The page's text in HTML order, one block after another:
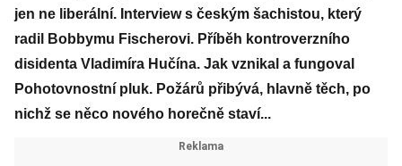
jen ne liberální. Interview s českým šachistou, který
radil Bobbymu Fischerovi. Příběh kontroverzního
disidenta Vladimíra Hučína. Jak vznikal a fungoval
Pohotovnostní pluk. Požárů přibývá, hlavně těch, po
nichž se něco nového horečně staví...